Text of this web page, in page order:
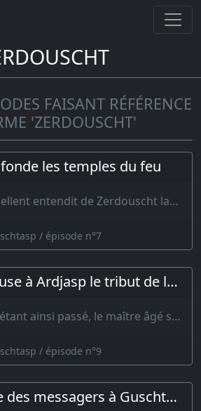
FAISANT RÉFÉRENCE
'ZERDOUSCHT'
les temples du feu
Lorsque le roi excellent entendit de Zerdouscht la bonne doctrine, il accepta de lu…
/ épisode n°7
Guschtasp refuse à Ardjasp le tribut de l'Iran
Quelque temps s’étant ainsi passé, le maître âgé se présenta devant le r…
/ épisode n°9
Ardjasp envoie des messagers à Guschtasp